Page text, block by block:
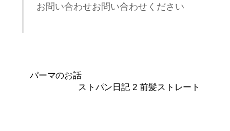
お問い合わせお問い合わせください
パーマのお話
ストパン日記 2 前髪ストレート